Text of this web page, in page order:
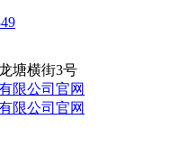
塘横街3号